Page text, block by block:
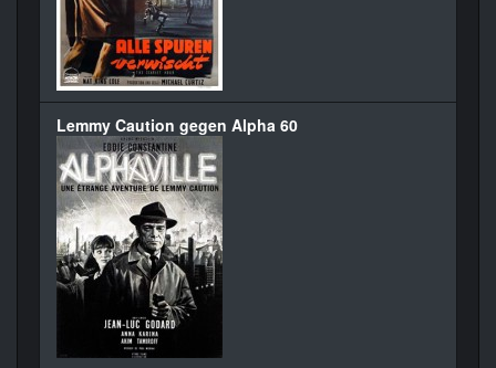
Lemmy Caution gegen Alpha 60